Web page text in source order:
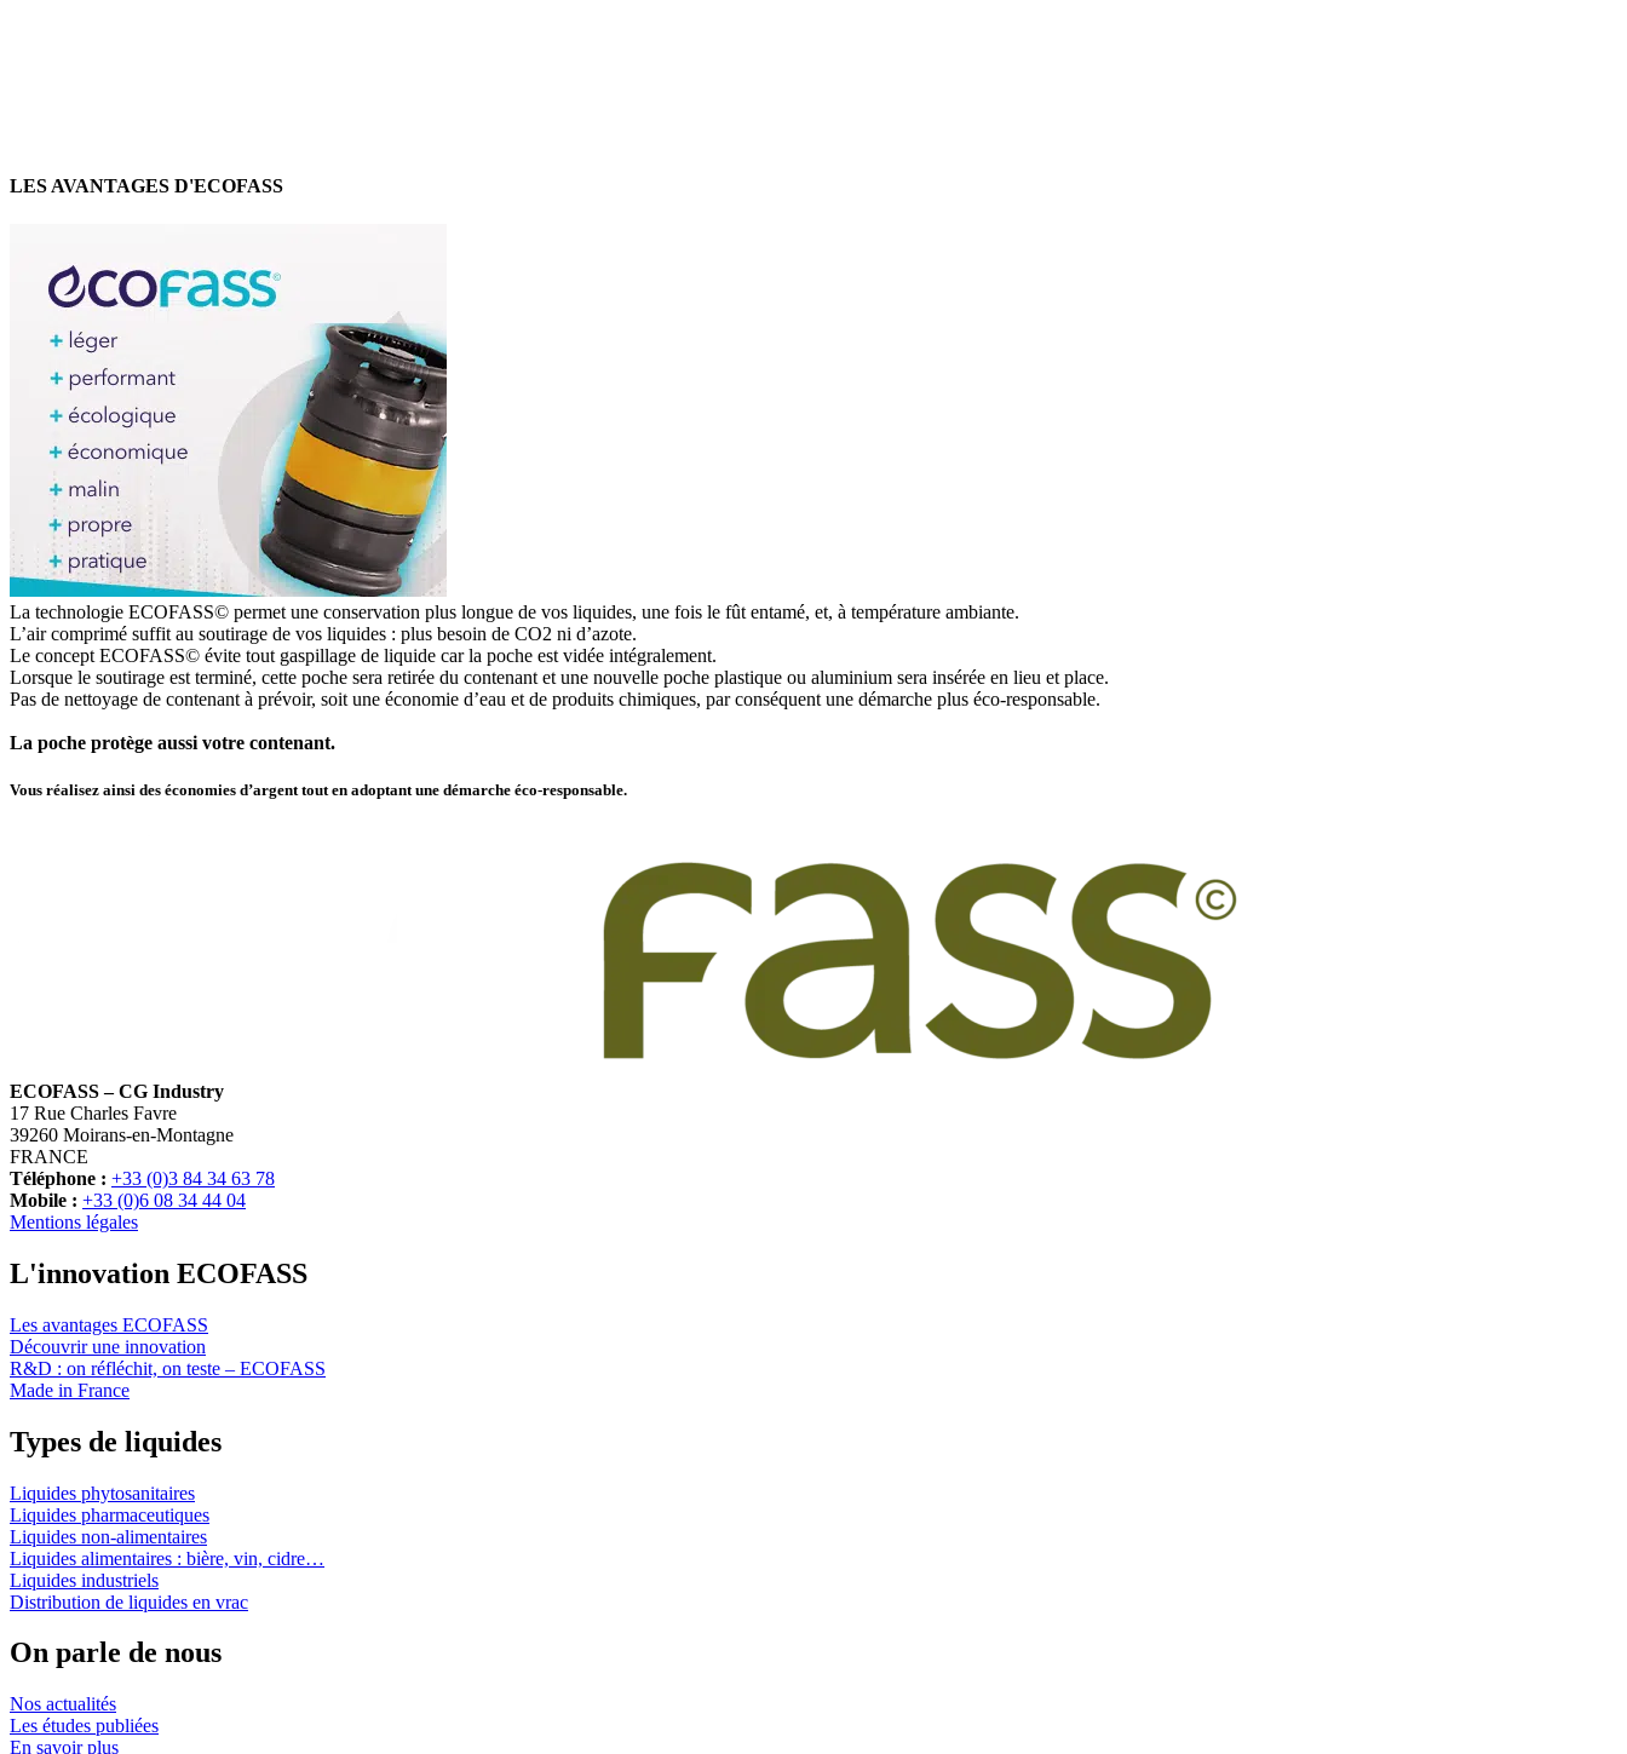
LES AVANTAGES D'ECOFASS
La technologie ECOFASS© permet une conservation plus longue de vos liquides, une fois le fût entamé, et, à température ambiante.
L’air comprimé suffit au soutirage de vos liquides : plus besoin de CO2 ni d’azote.
Le concept ECOFASS© évite tout gaspillage de liquide car la poche est vidée intégralement.
Lorsque le soutirage est terminé, cette poche sera retirée du contenant et une nouvelle poche plastique ou aluminium sera insérée en lieu et place.
Pas de nettoyage de contenant à prévoir, soit une économie d’eau et de produits chimiques, par conséquent une démarche plus éco-responsable.
La poche protège aussi votre contenant.
Vous réalisez ainsi des économies d’argent tout en adoptant une démarche éco-responsable.
ECOFASS – CG Industry
17 Rue Charles Favre
39260 Moirans-en-Montagne
FRANCE
Téléphone : +33 (0)3 84 34 63 78
Mobile : +33 (0)6 08 34 44 04
Mentions légales
L'innovation ECOFASS
Les avantages ECOFASS
Découvrir une innovation
R&D : on réfléchit, on teste – ECOFASS
Made in France
Types de liquides
Liquides phytosanitaires
Liquides pharmaceutiques
Liquides non-alimentaires
Liquides alimentaires : bière, vin, cidre…
Liquides industriels
Distribution de liquides en vrac
On parle de nous
Nos actualités
Les études publiées
En savoir plus